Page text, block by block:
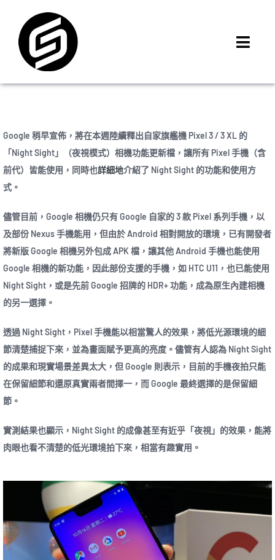
content
iPhone 回收價
線上商城
MSI 舊換新
最新資訊
聯絡我們
Google 稍早宣佈，將在本週陸續釋出自家旗艦機 Pixel 3 / 3 XL 的
「Night Sight」（夜視模式）相機功能更新檔，讓所有 Pixel 手機（含
前代）皆能使用，同時也詳細地介紹了 Night Sight 的功能和使用方
式。
儘管目前，Google 相機仍只有 Google 自家的 3 款 Pixel 系列手機，以
及部份 Nexus 手機能用，但由於 Android 相對開放的環境，已有開發者
將新版 Google 相機另外包成 APK 檔，讓其他 Android 手機也能使用
Google 相機的新功能，因此部份支援的手機，如 HTC U11，也已能使用
Night Sight，或是先前 Google 招牌的 HDR+ 功能，成為原生內建相機
的另一選擇。
透過 Night Sight，Pixel 手機能以相當驚人的效果，將低光源環境的細
節清楚捕捉下來，並為畫面賦予更高的亮度。儘管有人認為 Night Sight
的成果和現實場景差異太大，但 Google 則表示，目前的手機夜拍只能
在保留細節和還原真實兩者間擇一，而 Google 最終選擇的是保留細
節。
實測結果也顯示，Night Sight 的成像甚至有近乎「夜視」的效果，能將
肉眼也看不清楚的低光環境拍下來，相當有趣實用。